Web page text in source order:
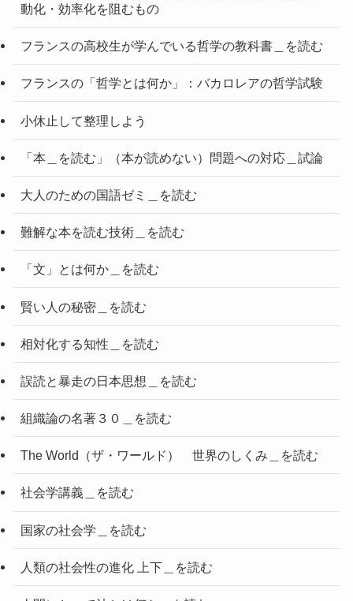
動化・効率化を阻むもの
フランスの高校生が学んでいる哲学の教科書＿を読む
フランスの「哲学とは何か」：バカロレアの哲学試験
小休止して整理しよう
「本＿を読む」（本が読めない）問題への対応＿試論
大人のための国語ゼミ＿を読む
難解な本を読む技術＿を読む
「文」とは何か＿を読む
賢い人の秘密＿を読む
相対化する知性＿を読む
誤読と暴走の日本思想＿を読む
組織論の名著３０＿を読む
The World（ザ・ワールド） 世界のしくみ＿を読む
社会学講義＿を読む
国家の社会学＿を読む
人類の社会性の進化 上下＿を読む